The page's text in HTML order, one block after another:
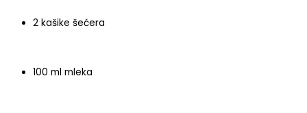
2 kašike šećera
100 ml mleka